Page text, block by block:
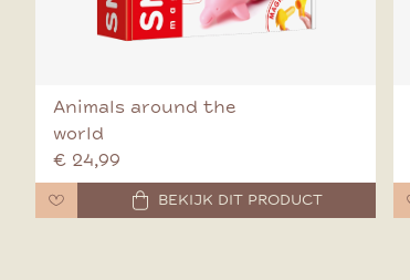
Animals around the
world
€ 24,99
BEKIJK DIT PRODUCT